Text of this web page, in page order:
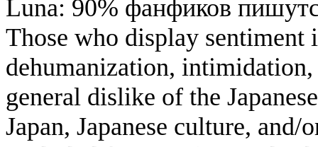
Luna: 90% фанфиков
Those who display
dehumanization,
general dislike of the
Japan, Japanese culture, and/